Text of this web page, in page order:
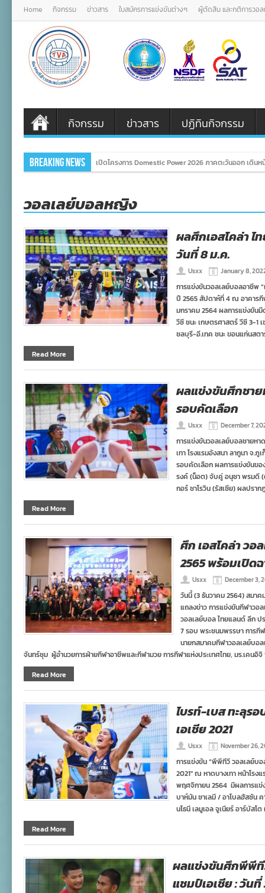
Home กิจกรรม ข่าวสาร ใบสมัครการแข่งขันต่างๆ ผู้ตัดสิน และกติการวอ
กิจกรรม ข่าวสาร ปฏิทินกิจกรรม
Breaking News เปิดโครงการ Domestic Power 2026 ภาคตะวันออก เดิน
วอลเลย์บอลหญิง
ผลศึกเอสโคล่า ไ
วันที่ 8 ม.ค.
Usxx January 8,
การแข่งขันวอลเลย์บอลอาชีพ
ปี 2565 สัปดาห์ที่ 4 ณ อาคาร
มกราคม 2564 ผลการแข่งขัน
วีซี ชนะ เกษตรศาสตร์ วีซี 3-1
ชลบุรี-อี.เทค ชนะ ขอนแก่นสต
Read More
ผลแข่งขันศึกชาย
รอบคัดเลือก
Usxx December 7,
การแข่งขันวอลเลย์บอลชายห
เทา โรงแรมอังสนา ลากูนา จ.
รอบคัดเลือก ผลการแข่งขันข
รงค์ (น็อต) จับคู่ อนุชา พรมดี
กอร์ ชาโรวิน (รัสเซีย) ผลปรา
Read More
ศึก เอสโคล่า วอ
2565 พร้อมเปิด
Usxx December 3,
วันนี้ (3 ธันวาคม 2564) สมา
แถลงข่าว การแข่งขันกีฬาวอ
วอลเลย์บอล ไทยแลนด์ ลีก ป
7 รอบ พระชนมพรรษา การกี
นายกสมาคมกีฬาวอลเลย์บอ
จันทร์ชุม ผู้อำนวยการฝ่ายกีฬาอาชีพและกีฬามวย การกีฬาแห่งประเทศไทย, มร.เคนอิ
Read More
ไบรท์-เบส ทะลุร
เอเชีย 2021
Usxx November 26,
การแข่งขัน “พีพีทีวี วอลเลย์บอ
2021″ ณ หาดบางเทา หน้าโรง
พฤศจิกายน 2564 มีผลการแข่
บาห์มัน ซาเลมี / อาโบลฮัสซัน
นโธนี เลมูเอล จูเนียร์ อาร์บัสโ
Read More
ผลแข่งขันศึกพีพีที
แชมป์เอเชีย : วันที่